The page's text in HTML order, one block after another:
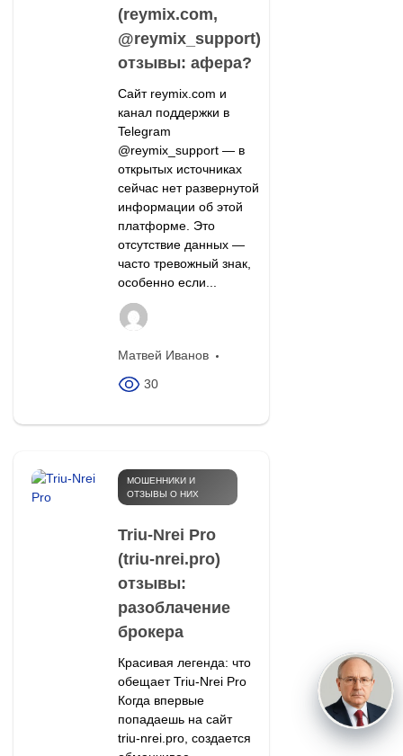
(reymix.com,
@reymix_support)
отзывы: афера?
Сайт reymix.com и
канал поддержки в
Telegram
@reymix_support — в
открытых источниках
сейчас нет развернутой
информации об этой
платформе. Это
отсутствие данных —
часто тревожный знак,
особенно если...
Матвей Иванов
30
МОШЕННИКИ И
ОТЗЫВЫ О НИХ
Triu-Nrei Pro
(triu-nrei.pro)
отзывы:
разоблачение
брокера
Красивая легенда: что
обещает Triu-Nrei Pro
Когда впервые
попадаешь на сайт
triu-nrei.pro, создается